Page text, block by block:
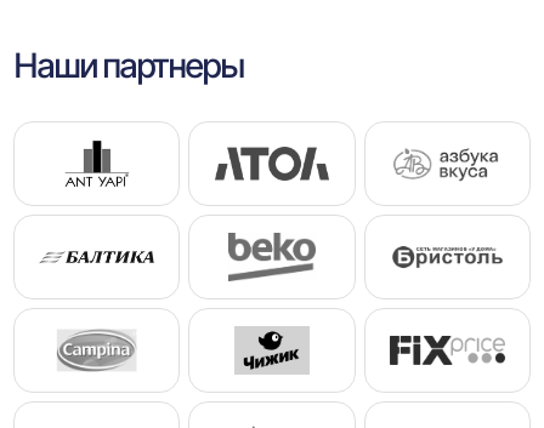
Наши партнеры